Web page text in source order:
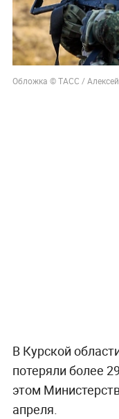
Обложка © ТАСС /
В Курской
потеряли более
этом
апреля.